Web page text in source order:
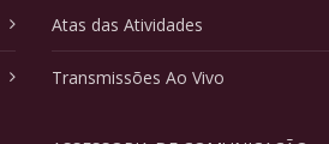
Atas das Atividades
Transmissões Ao Vivo